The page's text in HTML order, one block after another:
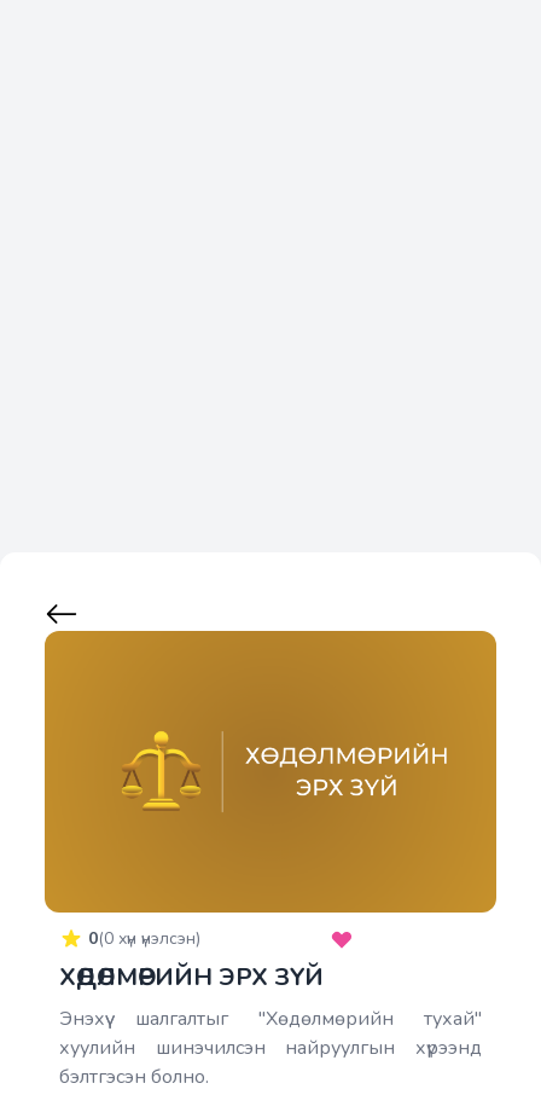
0(0 хүн үнэлсэн)
ХӨДӨЛМӨРИЙН ЭРХ ЗҮЙ
Энэхүү шалгалтыг "Хөдөлмөрийн тухай"
хуулийн шинэчилсэн найруулгын хүрээнд
бэлтгэсэн болно.